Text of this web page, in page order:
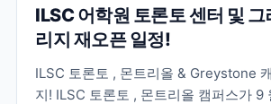
ILSC 어학원 토론토 센터 및
리지 재오픈 일정!
ILSC 토론토 , 몬트리올 & Greystone
지! ILSC 토론토 , 몬트리올 캠퍼스가 9